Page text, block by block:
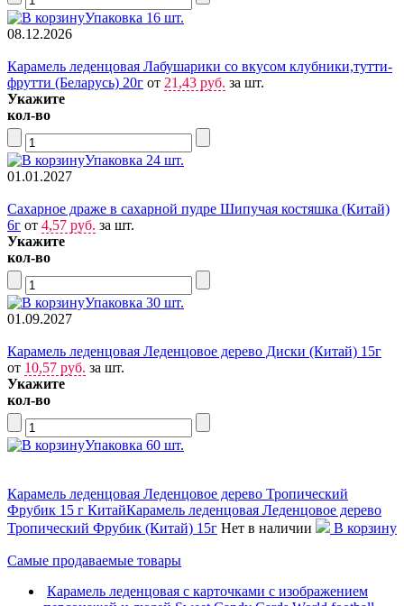
Упаковка 16 шт.
08.12.2026
Карамель леденцовая Лабушарики со вкусом клубники,тутти-
фрутти (Беларусь) 20г от 21,43 руб. за шт.
Укажите
кол-во
Упаковка 24 шт.
01.01.2027
Сахарное драже в сахарной пудре Шипучая костяшка (Китай)
6г от 4,57 руб. за шт.
Укажите
кол-во
Упаковка 30 шт.
01.09.2027
Карамель леденцовая Леденцовое дерево Диски (Китай) 15г
от 10,57 руб. за шт.
Укажите
кол-во
Упаковка 60 шт.
Карамель леденцовая Леденцовое дерево Тропический
Фрубик 15 г КитайКарамель леденцовая Леденцовое дерево
Тропический Фрубик (Китай) 15г Нет в наличии В корзину
Самые продаваемые товары
Карамель леденцовая с карточками с изображением